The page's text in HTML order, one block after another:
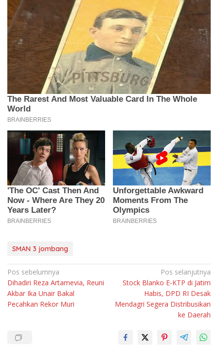
SMAN 3 jombang
Navigasi
pos
Pos sebelumnya
Dihadiri Reza Artamevia, Reuni
Akbar Ika Unair Bakal
Pecahkan Rekor Muri
Pos selanjutnya
Stock Blanko E-KTP di Jatim
Habis, DPD RI Desak
Mendagri Segera Distribusikan
ke Daerah